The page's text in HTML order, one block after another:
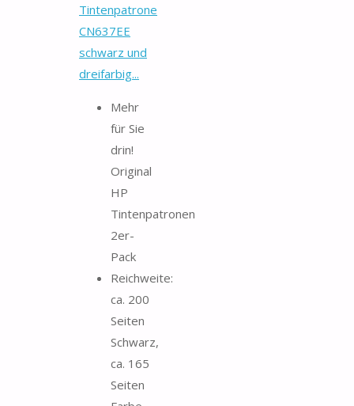
Tintenpatrone
CN637EE
schwarz und
dreifarbig...
Mehr
für Sie
drin!
Original
HP
Tintenpatronen
2er-
Pack
Reichweite:
ca. 200
Seiten
Schwarz,
ca. 165
Seiten